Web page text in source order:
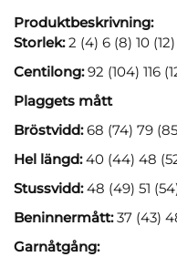
Produktbeskrivning:
Storlek:2 (4) 6 (8) 10
Centilong:92 (104) 116
Plaggets mått
Bröstvidd:68 (74) 79
Hel längd:40 (44) 48
Stussvidd:48 (49) 51
Beninnermått:37 (43)
Garnåtgång: